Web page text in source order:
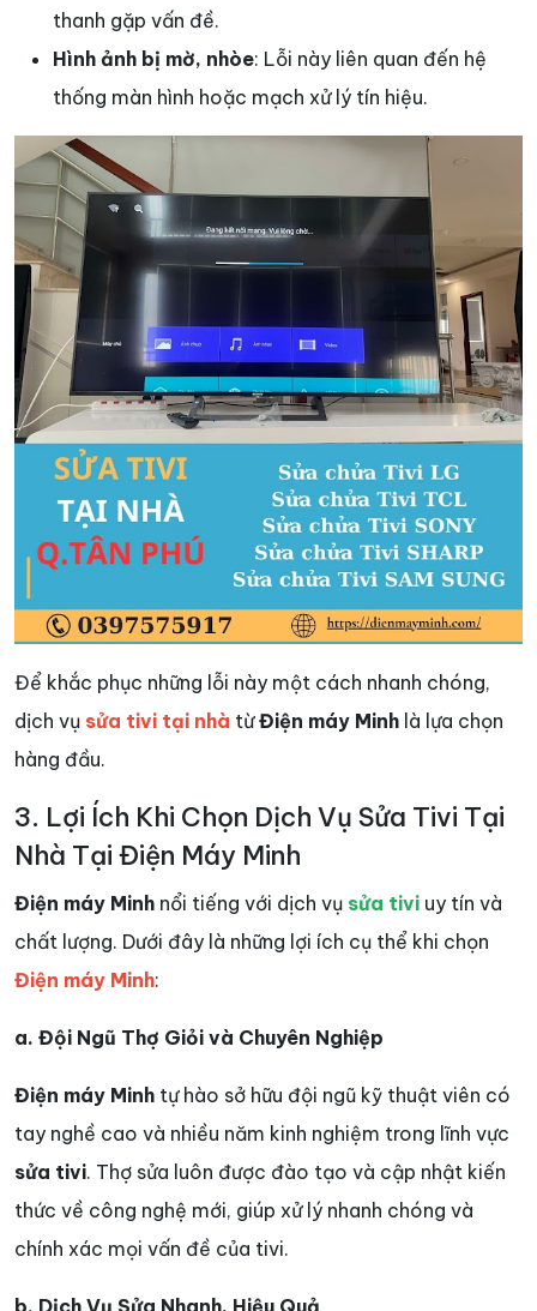
thanh gặp vấn đề.
Hình ảnh bị mờ, nhòe: Lỗi này liên quan đến hệ
thống màn hình hoặc mạch xử lý tín hiệu.
Để khắc phục những lỗi này một cách nhanh chóng,
dịch vụ sửa tivi tại nhà từĐiện máy Minh là lựa chọn
hàng đầu.
3. Lợi Ích Khi Chọn Dịch Vụ Sửa Tivi Tại
Nhà Tại Điện Máy Minh
Điện máy Minh nổi tiếng với dịch vụ sửa tivi uy tín và
chất lượng. Dưới đây là những lợi ích cụ thể khi chọn
Điện máy Minh:
a. Đội Ngũ Thợ Giỏi và Chuyên Nghiệp
Điện máy Minh tự hào sở hữu đội ngũ kỹ thuật viên có
tay nghề cao và nhiều năm kinh nghiệm trong lĩnh vực
sửa tivi. Thợ sửa luôn được đào tạo và cập nhật kiến
thức về công nghệ mới, giúp xử lý nhanh chóng và
chính xác mọi vấn đề của tivi.